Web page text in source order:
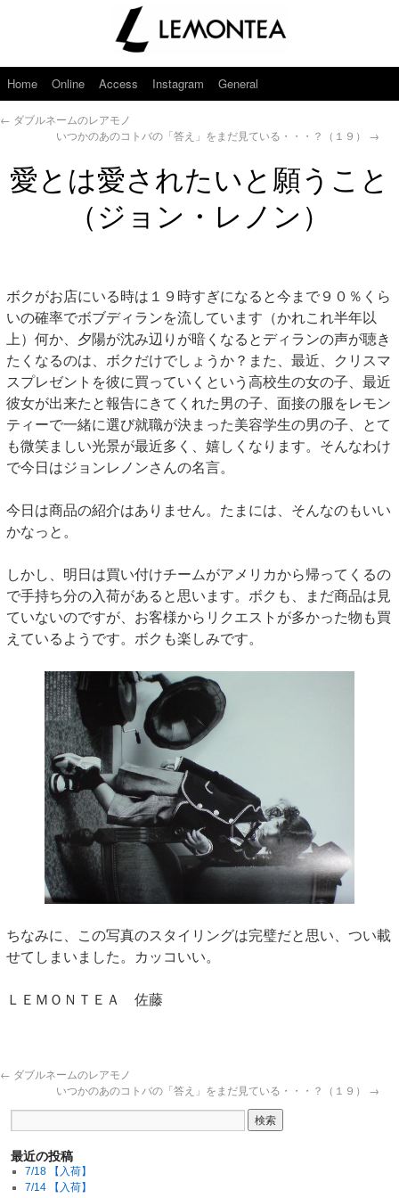
Home Online Access Instagram General
← ダブルネームのレアモノ
いつかのあのコトバの「答え」をまだ見ている・・・？（１９） →
愛とは愛されたいと願うこと
（ジョン・レノン）
ボクがお店にいる時は１９時すぎになると今まで９０％くら
いの確率でボブディランを流しています（かれこれ半年以
上）何か、夕陽が沈み辺りが暗くなるとディランの声が聴き
たくなるのは、ボクだけでしょうか？また、最近、クリスマ
スプレゼントを彼に買っていくという高校生の女の子、最近
彼女が出来たと報告にきてくれた男の子、面接の服をレモン
ティーで一緒に選び就職が決まった美容学生の男の子、とて
も微笑ましい光景が最近多く、嬉しくなります。そんなわけ
で今日はジョンレノンさんの名言。
今日は商品の紹介はありません。たまには、そんなのもいい
かなっと。
しかし、明日は買い付けチームがアメリカから帰ってくるの
で手持ち分の入荷があると思います。ボクも、まだ商品は見
ていないのですが、お客様からリクエストが多かった物も買
えているようです。ボクも楽しみです。
ちなみに、この写真のスタイリングは完璧だと思い、つい載
せてしまいました。カッコいい。
ＬＥＭＯＮＴＥＡ 佐藤
← ダブルネームのレアモノ
いつかのあのコトバの「答え」をまだ見ている・・・？（１９） →
最近の投稿
7/18 【入荷】
7/14 【入荷】